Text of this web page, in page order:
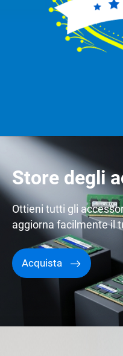
Store degli
Ottieni tutti gli
aggiorna facilmente il
Acquista